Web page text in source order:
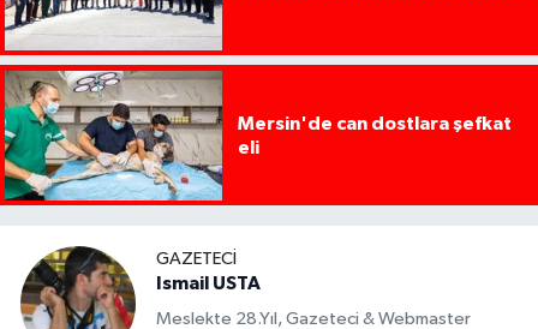
Mersin'de can dostlara şefkat
eli
GAZETECI
Ismail USTA
Meslekte 28.Yıl, Gazeteci & Webmaster